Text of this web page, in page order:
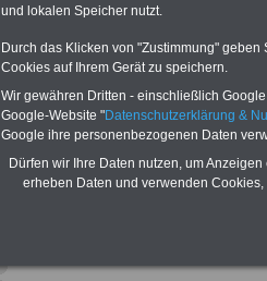
Zahnzusatzversicherung
Ihr
den Fall der
Leben
und lokalen Speicher nutzt.
Durch das Klicken von "Zustimmung"
Cookies auf Ihrem Gerät zu speichern.
Wir gewähren Dritten - einschließlich
Google-Website "Datenschutzerklärung &
Google ihre personenbezogenen Daten
Dürfen wir Ihre Daten nutzen, um
erheben Daten und verwenden